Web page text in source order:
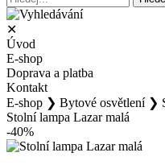
✕
Úvod
E-shop
Doprava a platba
Kontakt
E-shop ❯ Bytové osvětlení ❯
Stolní lampa Lazar malá
-40%